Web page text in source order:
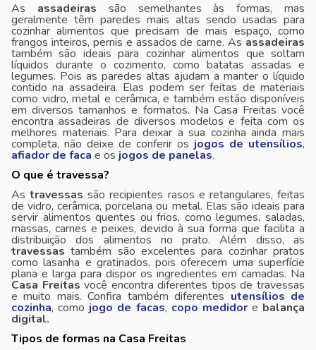
As assadeiras são semelhantes às formas, mas
geralmente têm paredes mais altas sendo usadas para
cozinhar alimentos que precisam de mais espaço, como
frangos inteiros, pernis e assados de carne. As assadeiras
também são ideais para cozinhar alimentos que soltam
líquidos durante o cozimento, como batatas assadas e
legumes. Pois as paredes altas ajudam a manter o líquido
contido na assadeira. Elas podem ser feitas de materiais
como vidro, metal e cerâmica, e também estão disponíveis
em diversos tamanhos e formatos. Na Casa Freitas você
encontra assadeiras de diversos modelos e feita com os
melhores materiais. Para deixar a sua cozinha ainda mais
completa, não deixe de conferir os jogos de utensílios,
afiador de faca e os jogos de panelas.
O que é travessa?
Astravessas são recipientes rasos e retangulares, feitas
de vidro, cerâmica, porcelana ou metal. Elas são ideais para
servir alimentos quentes ou frios, como legumes, saladas,
massas, carnes e peixes, devido à sua forma que facilita a
distribuição dos alimentos no prato. Além disso, as
travessas também são excelentes para cozinhar pratos
como lasanha e gratinados, pois oferecem uma superfície
plana e larga para dispor os ingredientes em camadas. Na
Casa Freitas você encontra diferentes tipos de travessas
e muito mais. Confira também diferentes utensílios de
cozinha, como jogo de facas, copo medidore balança
digital.
Tipos de formas na Casa Freitas